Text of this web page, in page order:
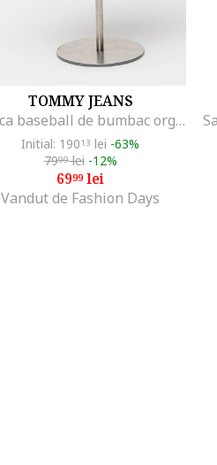
TOMMY JEANS
Sapca baseball de bumbac organic cu logo Heritage, Rosu
Initial: 19013 lei -63%
7999lei -12%
6999lei
Vandut de Fashion Days